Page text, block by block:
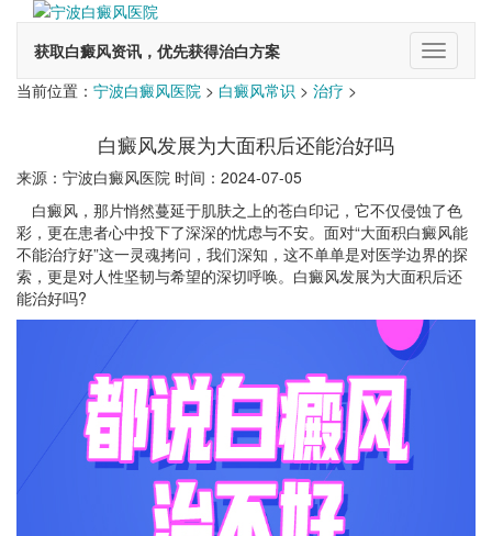
获取白癜风资讯，优先获得治白方案
切
换
当前位置： 宁波白癜风医院 > 白癜风常识 > 治疗 >
白癜风发展为大面积后还能治好吗
来源：宁波白癜风医院 时间：2024-07-05
白癜风，那片悄然蔓延于肌肤之上的苍白印记，它不仅侵蚀了色
彩，更在患者心中投下了深深的忧虑与不安。面对“大面积白癜风能
不能治疗好”这一灵魂拷问，我们深知，这不单单是对医学边界的探
索，更是对人性坚韧与希望的深切呼唤。白癜风发展为大面积后还
能治好吗?